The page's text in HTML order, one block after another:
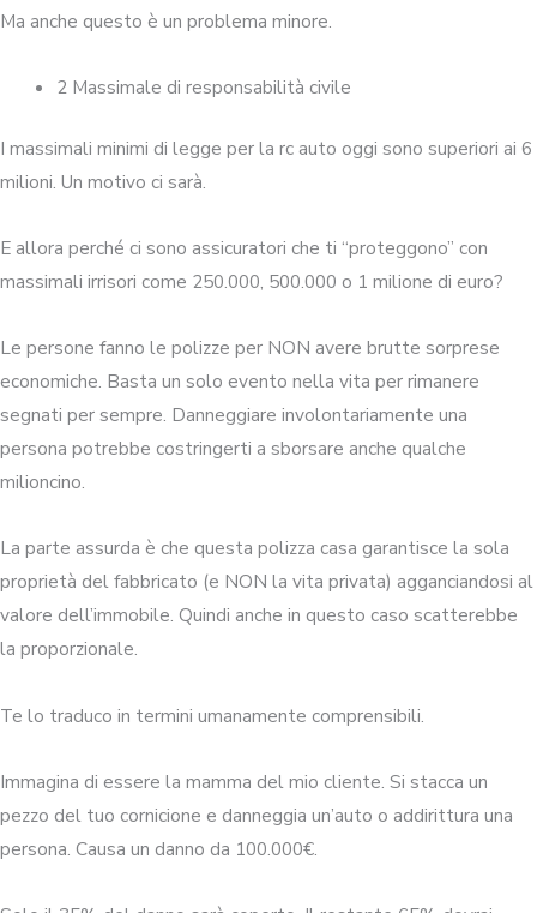
Ma anche questo è un problema minore.
2 Massimale di responsabilità civile
I massimali minimi di legge per la rc auto oggi sono superiori ai 6
milioni. Un motivo ci sarà.
E allora perché ci sono assicuratori che ti “proteggono” con
massimali irrisori come 250.000, 500.000 o 1 milione di euro?
Le persone fanno le polizze per NON avere brutte sorprese
economiche. Basta un solo evento nella vita per rimanere
segnati per sempre. Danneggiare involontariamente una
persona potrebbe costringerti a sborsare anche qualche
milioncino.
La parte assurda è che questa polizza casa garantisce la sola
proprietà del fabbricato (e NON la vita privata) agganciandosi al
valore dell’immobile. Quindi anche in questo caso scatterebbe
la proporzionale.
Te lo traduco in termini umanamente comprensibili.
Immagina di essere la mamma del mio cliente. Si stacca un
pezzo del tuo cornicione e danneggia un’auto o addirittura una
persona. Causa un danno da 100.000€.